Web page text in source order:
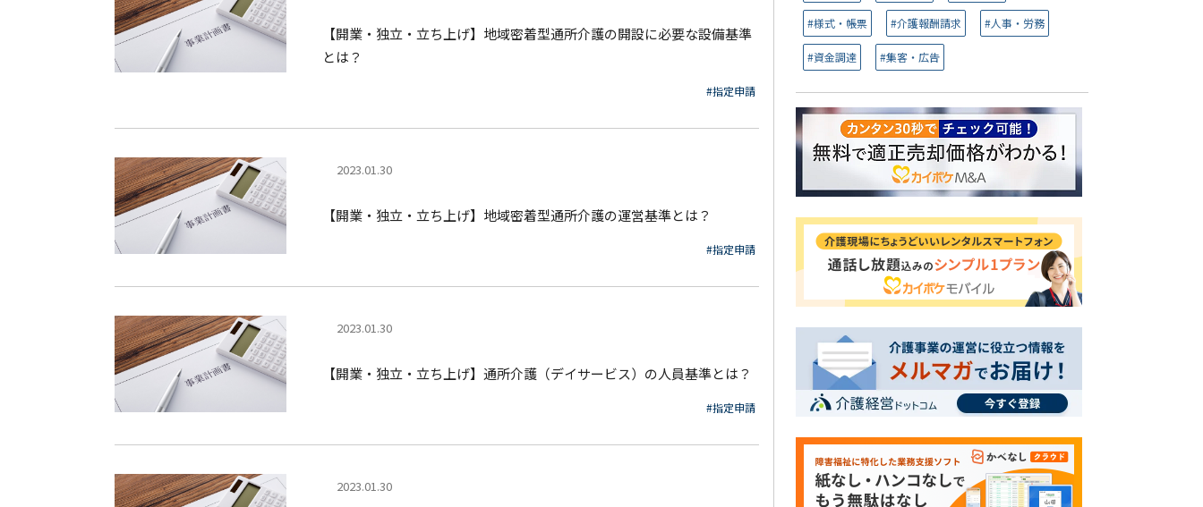
【開業・独立・立ち上げ】地域密着型通所介護の開設に必要な設備基準
とは？
#指定申請
2023.01.30
【開業・独立・立ち上げ】地域密着型通所介護の運営基準とは？
#指定申請
2023.01.30
【開業・独立・立ち上げ】通所介護（デイサービス）の人員基準とは？
#指定申請
2023.01.30
#様式・帳票 #介護報酬請求 #人事・労務
#資金調達 #集客・広告